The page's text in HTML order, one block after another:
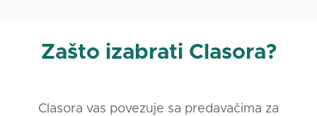
kombinaciji sa otvorenom sklonošću za timski rad i
samoupravljanje radnim performansama, temeljno
Zašto izabrati Clasora?
Clasora vas povezuje sa predavačima za